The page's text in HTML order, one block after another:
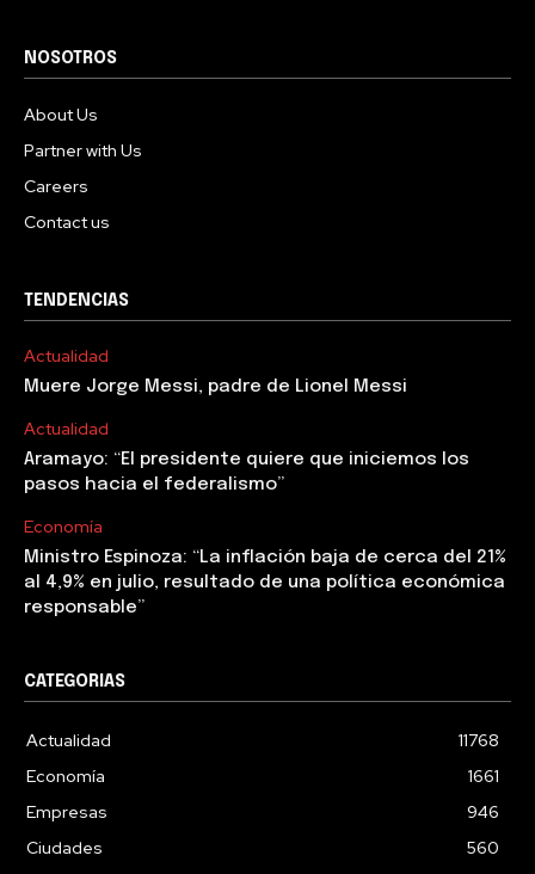
NOSOTROS
About Us
Partner with Us
Careers
Contact us
TENDENCIAS
Actualidad
Muere Jorge Messi, padre de Lionel Messi
Actualidad
Aramayo: “El presidente quiere que iniciemos los
pasos hacia el federalismo”
Economía
Ministro Espinoza: “La inflación baja de cerca del 21%
al 4,9% en julio, resultado de una política económica
responsable”
CATEGORIAS
Actualidad
11768
Economía
1661
Empresas
946
Ciudades
560